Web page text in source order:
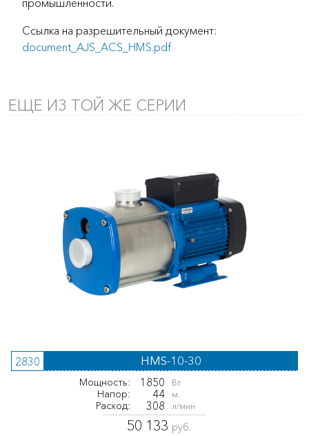
Ссылка на разрешительный документ:
document_AJS_ACS_HMS.pdf
ЕЩЕ ИЗ ТОЙ ЖЕ СЕРИИ
2830 HMS-10-30
Мощность: 1850 Вт
Напор: 44 м.
Расход: 308 л/мин
50 133 руб.